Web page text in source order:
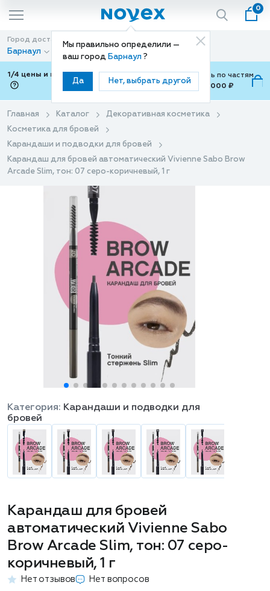
Мы правильно определили —
ваш город Барнаул ?
Да Нет, выбрать другой
0
Город доставки
Барнаул
Способ доставки
Доставка
1/4 цены и покупки ваши с Подели
Можно оплатить по частям
от 700 ₽ до 15,000 ₽
Главная Каталог
Декоративная косметика
Косметика для бровей
Карандаши и подводки для бровей
Карандаш для бровей автоматический Vivienne Sabo Brow
Arcade Slim, тон: 07 серо-коричневый, 1 г
Карандаш для бровей
автоматический Vivienne Sabo
Brow Arcade Slim, тон: 07 серо-
коричневый, 1 г
Нет отзывов Нет вопросов
Категория: Карандаши и подводки для
бровей